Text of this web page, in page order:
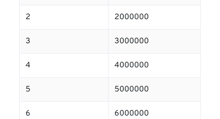
2 2000000
3 3000000
4 4000000
5 5000000
6 6000000